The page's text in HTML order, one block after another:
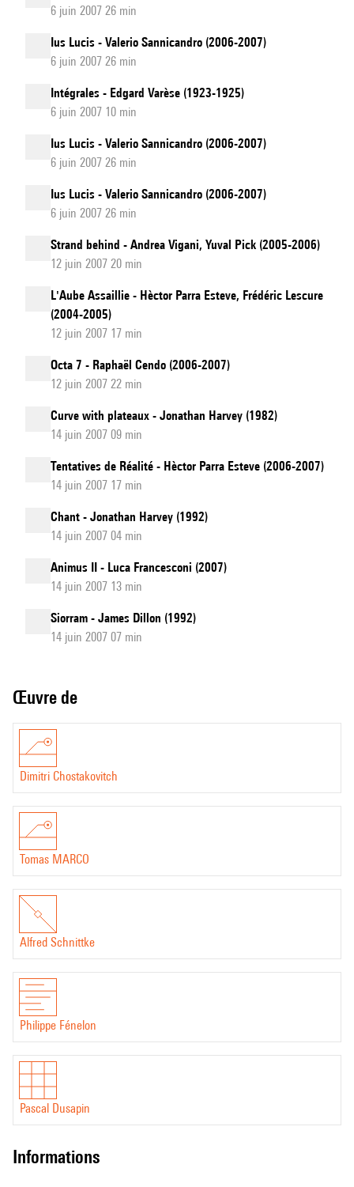
6 juin 2007 26 min
Ius Lucis - Valerio Sannicandro (2006-2007)
6 juin 2007 26 min
Intégrales - Edgard Varèse (1923-1925)
6 juin 2007 10 min
Ius Lucis - Valerio Sannicandro (2006-2007)
6 juin 2007 26 min
Ius Lucis - Valerio Sannicandro (2006-2007)
6 juin 2007 26 min
Strand behind - Andrea Vigani, Yuval Pick (2005-2006)
12 juin 2007 20 min
L'Aube Assaillie - Hèctor Parra Esteve, Frédéric Lescure
(2004-2005)
12 juin 2007 17 min
Octa 7 - Raphaël Cendo (2006-2007)
12 juin 2007 22 min
Curve with plateaux - Jonathan Harvey (1982)
14 juin 2007 09 min
Tentatives de Réalité - Hèctor Parra Esteve (2006-2007)
14 juin 2007 17 min
Chant - Jonathan Harvey (1992)
14 juin 2007 04 min
Animus II - Luca Francesconi (2007)
14 juin 2007 13 min
Siorram - James Dillon (1992)
14 juin 2007 07 min
Œuvre de
Dimitri Chostakovitch
Tomas MARCO
Alfred Schnittke
Philippe Fénelon
Pascal Dusapin
informations